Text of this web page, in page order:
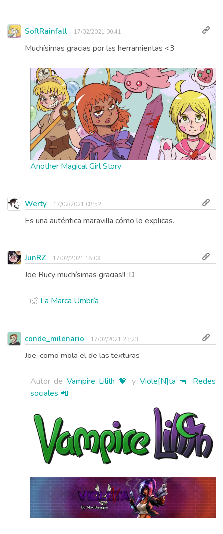
SoftRainfall 17/02/2021 00:41
Muchísimas gracias por las herramientas <3
Another Magical Girl Story
Werty 17/02/2021 08:52
Es una auténtica maravilla cómo lo explicas.
JunRZ 17/02/2021 18:09
Joe Rucy muchísimas gracias!! :D
🐺 La Marca Umbría
conde_milenario 17/02/2021 23:23
Joe, como mola el de las texturas
Autor de Vampire Lilith 💖 y Viole[N]ta 🔫
Redes
sociales 📲